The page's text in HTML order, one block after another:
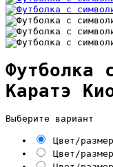
Футболка
Каратэ
Выберите вариант
Цвет/
Цвет/